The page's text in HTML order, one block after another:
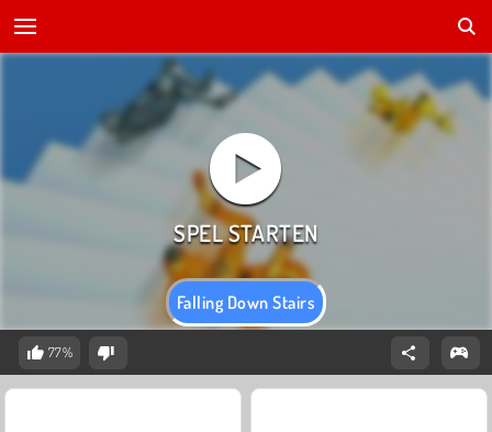
Falling Down Stairs
77%